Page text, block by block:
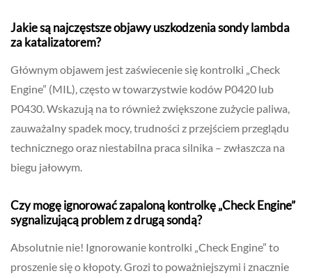
Jakie są najczęstsze objawy uszkodzenia sondy lambda
za katalizatorem?
Głównym objawem jest zaświecenie się kontrolki „Check
Engine” (MIL), często w towarzystwie kodów P0420 lub
P0430. Wskazują na to również zwiększone zużycie paliwa,
zauważalny spadek mocy, trudności z przejściem przeglądu
technicznego oraz niestabilna praca silnika – zwłaszcza na
biegu jałowym.
Czy mogę ignorować zapaloną kontrolkę „Check Engine”
sygnalizującą problem z drugą sondą?
Absolutnie nie! Ignorowanie kontrolki „Check Engine” to
proszenie się o kłopoty. Grozi to poważniejszymi i znacznie